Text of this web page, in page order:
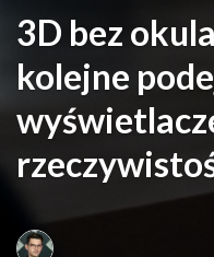
3D bez
kolejne